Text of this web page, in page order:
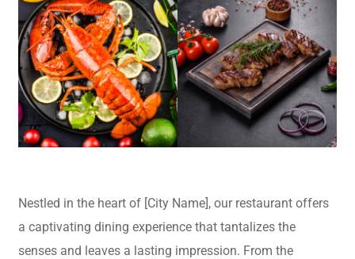
Nestled in the heart of [City Name], our restaurant offers
a captivating dining experience that tantalizes the
senses and leaves a lasting impression. From the